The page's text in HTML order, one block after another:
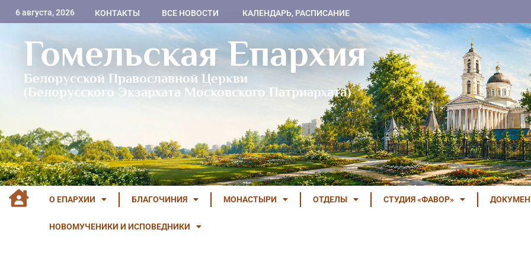
6 августа, 2026 КОНТАКТЫ ВСЕ НОВОСТИ КАЛЕНДАРЬ, РАСПИСАНИЕ
Гомельская Епархия
Белорусской Православной Церкви
(Белорусского Экзархата Московского Патриархата)
О ЕПАРХИИ БЛАГОЧИНИЯ МОНАСТЫРИ ОТДЕЛЫ СТУДИЯ «ФАВОР»
НОВОМУЧЕНИКИ И ИСПОВЕДНИКИ